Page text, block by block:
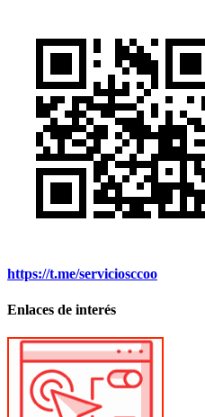
https://t.me/serviciosccoo
Enlaces de interés